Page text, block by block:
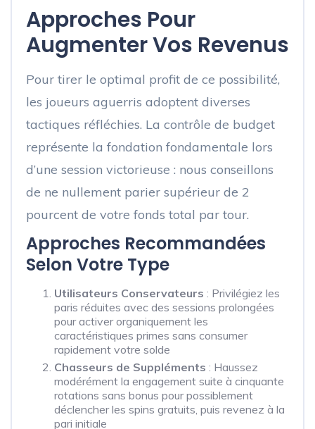
Approches Pour
Augmenter Vos Revenus
Pour tirer le optimal profit de ce possibilité,
les joueurs aguerris adoptent diverses
tactiques réfléchies. La contrôle de budget
représente la fondation fondamentale lors
d’une session victorieuse : nous conseillons
de ne nullement parier supérieur de 2
pourcent de votre fonds total par tour.
Approches Recommandées
Selon Votre Type
Utilisateurs Conservateurs : Privilégiez les
paris réduites avec des sessions prolongées
pour activer organiquement les
caractéristiques primes sans consumer
rapidement votre solde
Chasseurs de Suppléments : Haussez
modérément la engagement suite à cinquante
rotations sans bonus pour possiblement
déclencher les spins gratuits, puis revenez à la
pari initiale